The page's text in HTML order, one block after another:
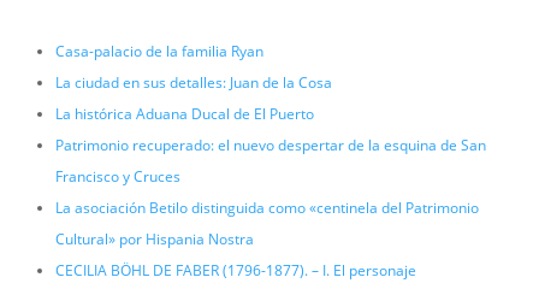
Casa-palacio de la familia Ryan
La ciudad en sus detalles: Juan de la Cosa
La histórica Aduana Ducal de El Puerto
Patrimonio recuperado: el nuevo despertar de la esquina de San
Francisco y Cruces
La asociación Betilo distinguida como «centinela del Patrimonio
Cultural» por Hispania Nostra
CECILIA BÖHL DE FABER (1796-1877). – I. El personaje